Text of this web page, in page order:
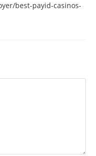
best-payid-casinos-